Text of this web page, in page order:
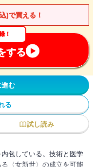
)で買える！
！
する
進む
る
試し読み
包している。技術と医学
〈女新世〉の成立を可能